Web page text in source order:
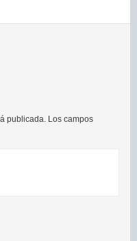
publicada. Los campos